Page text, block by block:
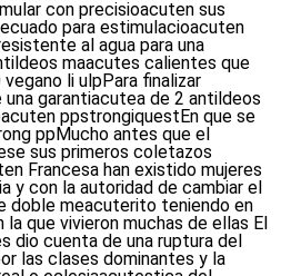
con precisioacuten sus
para estimulacioacuten
al agua para una
maacutes calientes que
li ulpPara finalizar
garantiacutea de 2 antildeos
ppstrongiquestEn que se
ppMucho antes que el
sus primeros coletazos
Francesa han existido mujeres
y con la autoridad de cambiar el
doble meacuterito teniendo en
que vivieron muchas de ellas El
dio cuenta de una ruptura del
las clases dominantes y la